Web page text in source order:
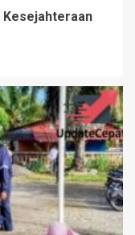
Kesejahteraan